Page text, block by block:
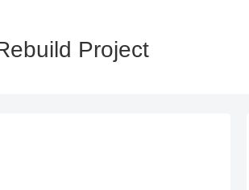
Project